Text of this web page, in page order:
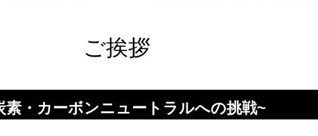
ご挨拶
素・カーボンニュートラルへの挑戦~